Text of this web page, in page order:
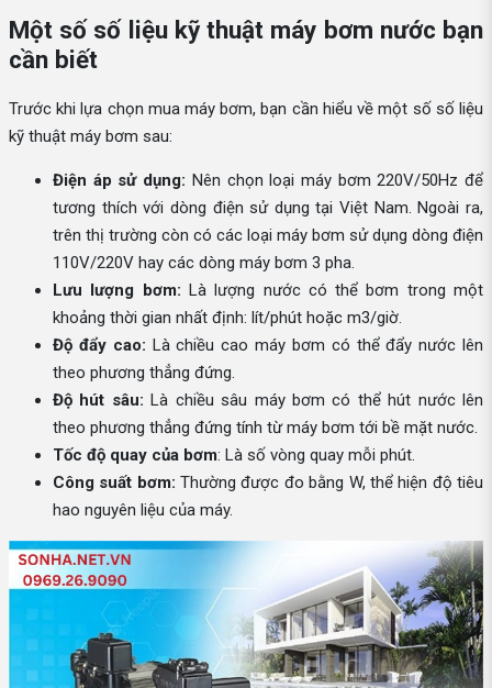
Một số số liệu kỹ thuật máy bơm nước bạn
cần biết
Trước khi lựa chọn mua máy bơm, bạn cần hiểu về một số số liệu
kỹ thuật máy bơm sau:
Điện áp sử dụng: Nên chọn loại máy bơm 220V/50Hz để
tương thích với dòng điện sử dụng tại Việt Nam. Ngoài ra,
trên thị trường còn có các loại máy bơm sử dụng dòng điện
110V/220V hay các dòng máy bơm 3 pha.
Lưu lượng bơm: Là lượng nước có thể bơm trong một
khoảng thời gian nhất định: lít/phút hoặc m3/giờ.
Độ đẩy cao: Là chiều cao máy bơm có thể đẩy nước lên
theo phương thẳng đứng.
Độ hút sâu: Là chiều sâu máy bơm có thể hút nước lên
theo phương thẳng đứng tính từ máy bơm tới bề mặt nước.
Tốc độ quay của bơm: Là số vòng quay mỗi phút.
Công suất bơm: Thường được đo bằng W, thể hiện độ tiêu
hao nguyên liệu của máy.